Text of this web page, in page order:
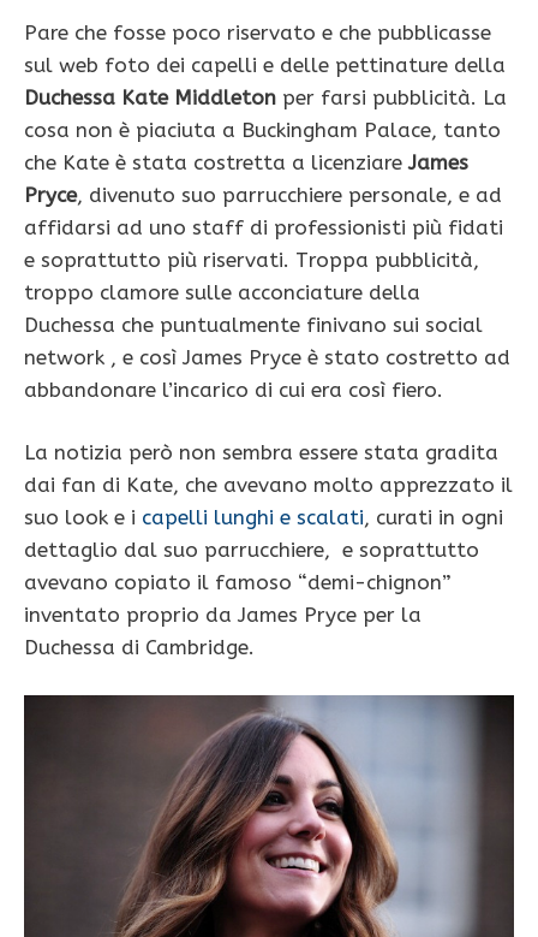
Pare che fosse poco riservato e che pubblicasse
sul web foto dei capelli e delle pettinature della
Duchessa Kate Middleton per farsi pubblicità. La
cosa non è piaciuta a Buckingham Palace, tanto
che Kate è stata costretta a licenziareJames
Pryce, divenuto suo parrucchiere personale, e ad
affidarsi ad uno staff di professionisti più fidati
e soprattutto più riservati. Troppa pubblicità,
troppo clamore sulle acconciature della
Duchessa che puntualmente finivano sui social
network , e così James Pryce è stato costretto ad
abbandonare l’incarico di cui era così fiero.
La notizia però non sembra essere stata gradita
dai fan di Kate, che avevano molto apprezzato il
suo look e i capelli lunghi e scalati, curati in ogni
dettaglio dal suo parrucchiere, e soprattutto
avevano copiato il famoso “demi-chignon”
inventato proprio da James Pryce per la
Duchessa di Cambridge.